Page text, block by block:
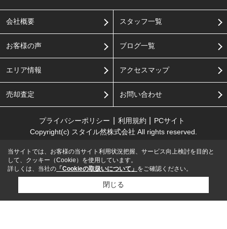
会社概要
お客様の声
エリア情報
売却査定
スタッフ一覧
ブログ一覧
アクセスマップ
お問い合わせ
プライバシーポリシー 利用規約
PCサイト
Copyright(c) スタイル然株式会社 All rights reserved.
当サイトでは、お客様の当サイト利用状況把握、サービス向上検討を目的と
して、クッキー（Cookie）を使用しています。
詳しくは、当社の 「Cookieの取扱いについて」 をご確認ください。
閉じる